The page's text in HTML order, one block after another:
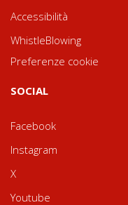
Accessibilità
WhistleBlowing
Preferenze cookie
SOCIAL
Facebook
Instagram
X
Youtube